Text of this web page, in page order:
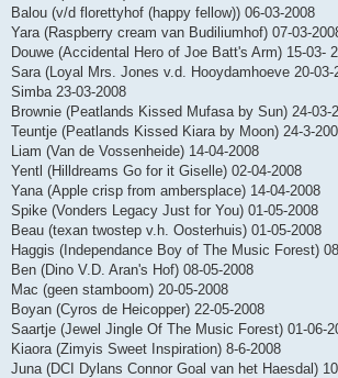
Balou (v/d florettyhof (happy fellow)) 06-03-2008
Yara (Raspberry cream van Budiliumhof) 07-03-
Douwe (Accidental Hero of Joe Batt's Arm) 15-03-
Sara (Loyal Mrs. Jones v.d. Hooydamhoeve 20-03-
Simba 23-03-2008
Brownie (Peatlands Kissed Mufasa by Sun) 24-03-
Teuntje (Peatlands Kissed Kiara by Moon) 24-3-
Liam (Van de Vossenheide) 14-04-2008
Yentl (Hilldreams Go for it Giselle) 02-04-2008
Yana (Apple crisp from ambersplace) 14-04-2008
Spike (Vonders Legacy Just for You) 01-05-2008
Beau (texan twostep v.h. Oosterhuis) 01-05-2008
Haggis (Independance Boy of The Music Forest)
Ben (Dino V.D. Aran's Hof) 08-05-2008
Mac (geen stamboom) 20-05-2008
Boyan (Cyros de Heicopper) 22-05-2008
Saartje (Jewel Jingle Of The Music Forest) 01-06-
Kiaora (Zimyis Sweet Inspiration) 8-6-2008
Juna (DCI Dylans Connor Goal van het Haesdal)